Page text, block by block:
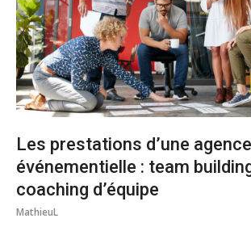
Les prestations d’une agence
événementielle : team
coaching d’équipe
MathieuL